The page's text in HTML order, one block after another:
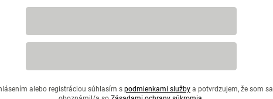
alebo registráciou súhlasím s podmienkami služby a potvrdzujem, že som sa